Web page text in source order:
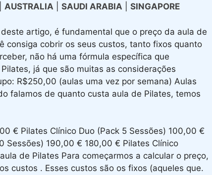
AUSTRALIA| SAUDI ARABIA| SINGAPORE
artigo, é fundamental que o preço da aula de
consiga cobrir os seus custos, tanto fixos quanto
não há uma fórmula específica que
já que são muitas as considerações
R$250,00 (aulas uma vez por semana) Aulas
falamos de quanto custa aula de Pilates, temos
€ Pilates Clínico Duo (Pack 5 Sessões) 100,00 €
Sessões) 190,00 € 180,00 € Pilates Clínico
de Pilates Para começarmos a calcular o preço,
custos . Esses custos são os fixos (aqueles que.